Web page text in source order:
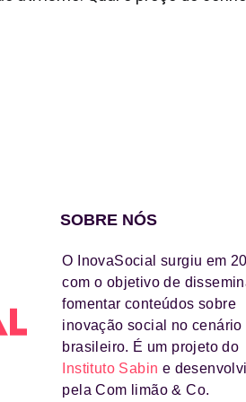
SOBRE NÓS
O InovaSocial surgiu em
com o objetivo de
fomentar conteúdos sobre
inovação social no cenário
brasileiro. É um projeto do
Instituto Sabin e
pela Com limão & Co.